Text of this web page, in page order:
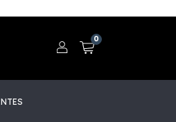
0